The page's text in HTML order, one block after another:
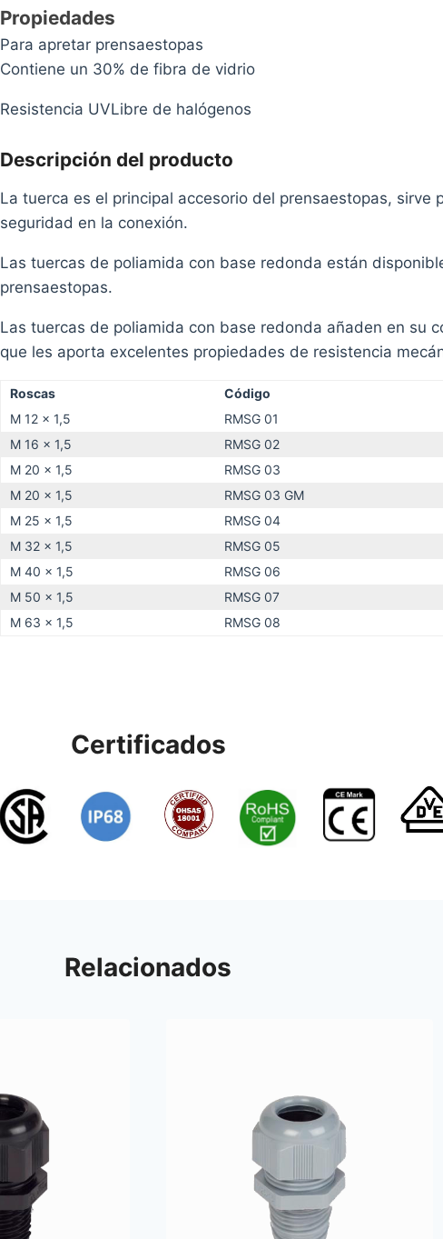
Propiedades
Para apretar prensaestopas
Contiene un 30% de fibra de vidrio
Resistencia UVLibre de halógenos
Descripción del producto
La tuerca es el principal accesorio del prensaestopas, sirve
seguridad en la conexión.
Las tuercas de poliamida con base redonda están
prensaestopas.
Las tuercas de poliamida con base redonda añaden en su
que les aporta excelentes propiedades de resistencia
Roscas Código
M 12 x 1,5
RMSG 01
M 16 x 1,5
RMSG 02
M 20 x 1,5
RMSG 03
M 20 x 1,5
RMSG 03 GM
M 25 x 1,5
RMSG 04
M 32 x 1,5
RMSG 05
M 40 x 1,5
RMSG 06
M 50 x 1,5
RMSG 07
M 63 x 1,5
RMSG 08
Certificados
Relacionados